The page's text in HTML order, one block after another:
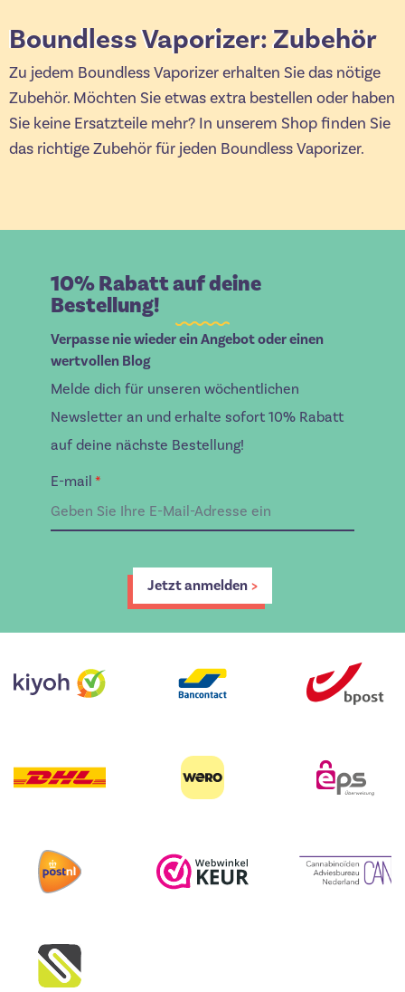
Boundless Vaporizer: Zubehör
Zu jedem Boundless Vaporizer erhalten Sie das nötige
Zubehör. Möchten Sie etwas extra bestellen oder haben
Sie keine Ersatzteile mehr? In unserem Shop finden Sie
das richtige Zubehör für jeden Boundless Vaporizer.
10% Rabatt auf deine
Bestellung!
Verpasse nie wieder ein Angebot oder einen
wertvollen Blog
Melde dich für unseren wöchentlichen
Newsletter an und erhalte sofort 10% Rabatt
auf deine nächste Bestellung!
E-mail *
Jetzt anmelden >